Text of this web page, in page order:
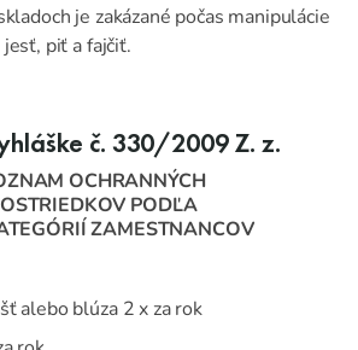
je zakázané počas manipulácie
piť a fajčiť.
č. 330/2009 Z. z.
OCHRANNÝCH
PODĽA
ZAMESTNANCOV
alebo blúza 2 x za rok